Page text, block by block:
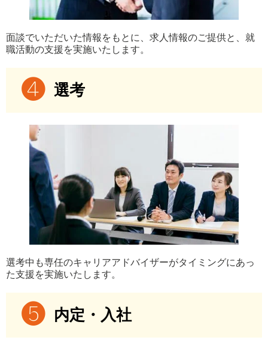
面談でいただいた情報をもとに、求人情報のご提供と、就
職活動の支援を実施いたします。
選考
選考中も専任のキャリアアドバイザーがタイミングにあっ
た支援を実施いたします。
内定・入社